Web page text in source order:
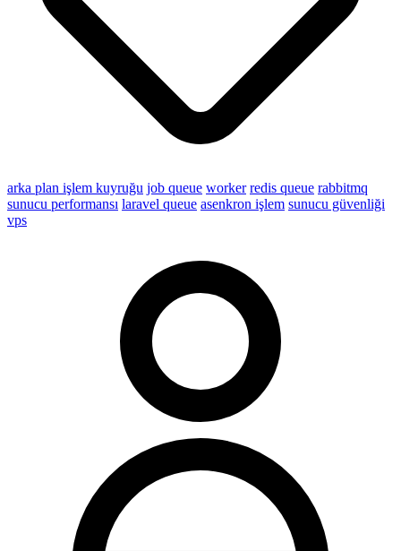
arka plan işlem kuyruğu job queue worker redis queue rabbitmq
sunucu performansı laravel queue asenkron işlem sunucu güvenliği
vps